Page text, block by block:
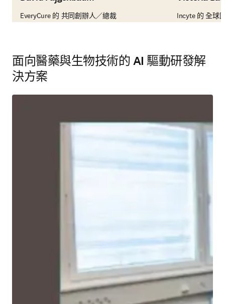
EveryCure 的 共同創辦人／總裁 Incyte 的 全球
面向醫藥與生物技術的 AI 驅動研發解
決方案